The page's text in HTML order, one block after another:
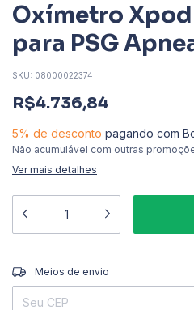
Oxímetro
para PSG
SKU: 08000022374
R$4.736,84
5% de desconto pagando com
Não acumulável com outras
Ver mais detalhes
Entregas para o CEP:
Meios de envio